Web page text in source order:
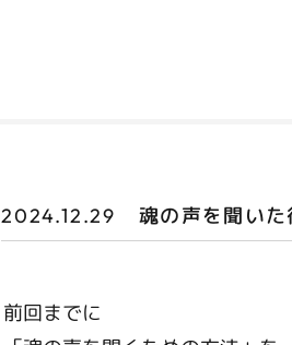
2024.12.29 魂の声を聞い
前回までに